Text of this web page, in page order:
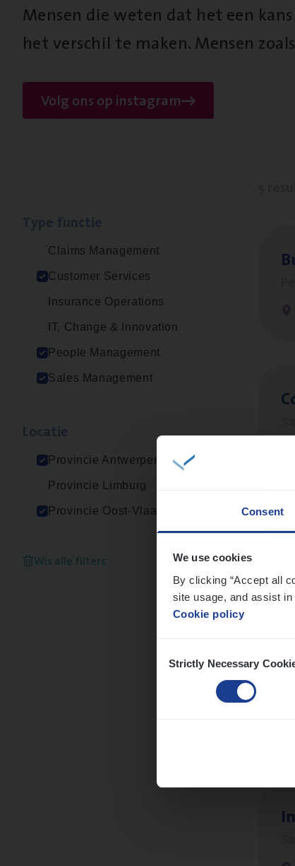
Consent
We use cookies
By clicking “Accept all
site usage, and assist
Cookie policy
Selection
Strictly Necessary
Mensen die weten dat het een
het verschil te maken. Mensen
Volg ons op instagram
Claims Management
Customer Services
Insurance Operations
IT, Change & Innovation
People Management
Sales Management
Provincie Antwerpen
Provincie Limburg
Provincie Oost-Vlaanderen
Wis alle filters